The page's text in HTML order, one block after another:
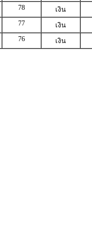
78
เงิน
77
เงิน
76 เงิน